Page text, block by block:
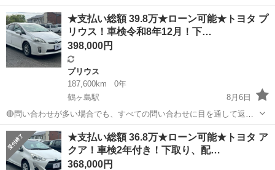
★支払い総額 39.8万★ローン可能★トヨタ プ
リウス！車検令和8年12月！下…
398,000円
プリウス
187,600km
0年
鶴ヶ島駅
8月6日
🔴問い合わせが多い場合でも、すべての問い合わせに目を通して返信
しておりますので、気にせずお気軽にお問い合わせください😊 ◆出品
番号◆ M6D0819 ◆支払い総額◆ 39.8万円 ローン可能！ 提携ロー...
埼玉 川越市 鶴ヶ島駅 プリウス
★支払い総額 36.8万★ローン可能★トヨタ ア
クア！車検2年付き！下取り、配…
368,000円